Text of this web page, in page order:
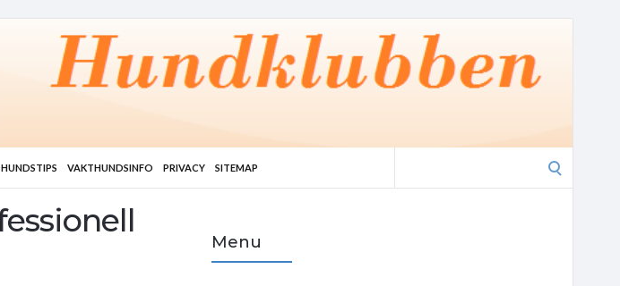
VAKTHUNDSINFO PRIVACY SITEMAP
Menu